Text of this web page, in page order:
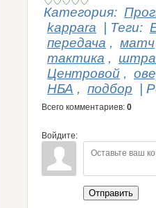
Категория:
kappara
Теги:
передача , матч
тактика ,
Центровой ,
НБА , подбор
Всего комментариев: 0
Войдите:
Отправить